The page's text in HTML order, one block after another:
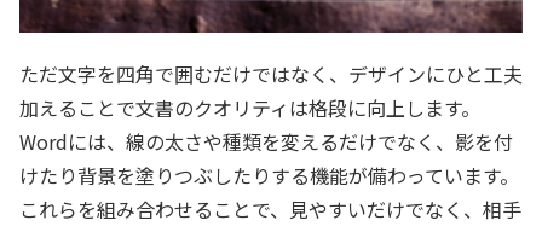
ただ文字を四角で囲むだけではなく、デザインにひと工夫
加えることで文書のクオリティは格段に向上します。
Wordには、線の太さや種類を変えるだけでなく、影を付
けたり背景を塗りつぶしたりする機能が備わっています。
これらを組み合わせることで、見やすいだけでなく、相手